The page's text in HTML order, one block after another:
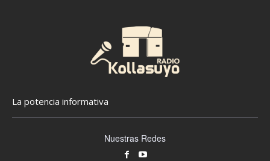
La potencia informativa
Nuestras Redes